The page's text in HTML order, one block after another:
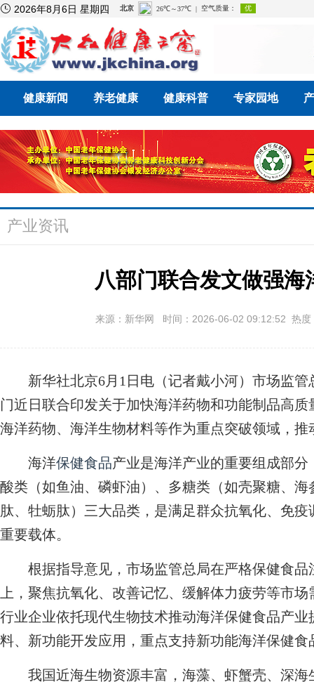
 2026年8月6日 星期四
健康新闻 养老健康 健康科普 专家园地
产业资讯
八部门联合发文做强海
来源：新华网 时间：2026-06-02 09:12:52 热
新华社北京6月1日电（记者戴小河）市场监管
门近日联合印发关于加快海洋药物和功能制品高
海洋药物、海洋生物材料等作为重点突破领域，
海洋保健食品产业是海洋产业的重要组成部分
酸类（如鱼油、磷虾油）、多糖类（如壳聚糖、
肽、牡蛎肽）三大品类，是满足群众抗氧化、免
重要载体。
根据指导意见，市场监管总局在严格保健食品
上，聚焦抗氧化、改善记忆、缓解体力疲劳等市
行业企业依托现代生物技术推动海洋保健食品产
料、新功能开发应用，重点支持新功能海洋保健
我国近海生物资源丰富，海藻、虾蟹壳、深海